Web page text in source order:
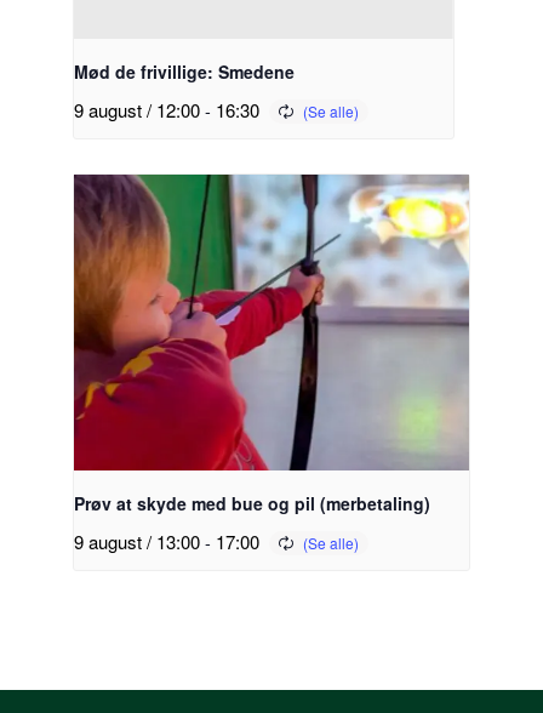
Mød de frivillige: Smedene
9 august / 12:00- 16:30
Prøv at skyde med bue og pil (merbetaling)
9 august / 13:00- 17:00